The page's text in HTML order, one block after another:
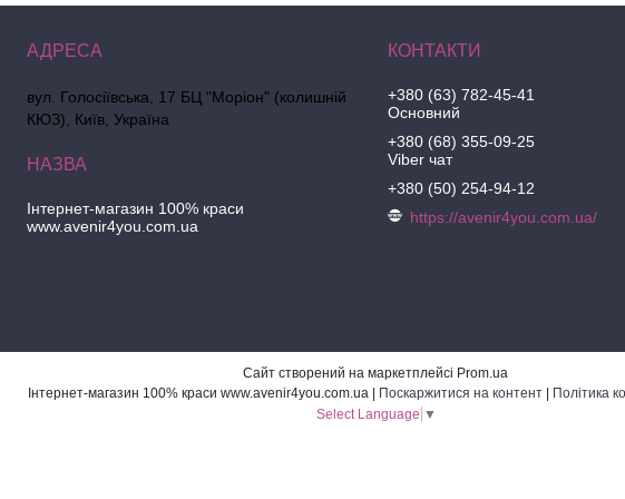
вул. Голосіївська, 17 БЦ "Моріон" (колишній
КЮЗ), Київ, Україна
Інтернет-магазин 100% краси
www.avenir4you.com.ua
+380 (63) 782-45-41
Основний
+380 (68) 355-09-25
Viber чат
+380 (50) 254-94-12
https://avenir4you.com.ua/
Сайт створений на маркетплейсі Prom.ua
Поскаржитися на контент
Політика
Select Language ▼